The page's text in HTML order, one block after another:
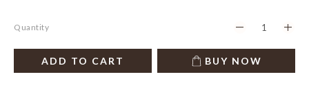
Quantity
ADD TO CART BUY NOW